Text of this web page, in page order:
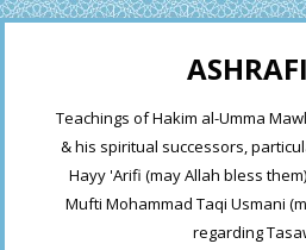
Teachings of Hakim al-Umma
& his spiritual successors,
Hayy 'Arifi (may Allah bless
Mufti Mohammad Taqi Usmani
regarding